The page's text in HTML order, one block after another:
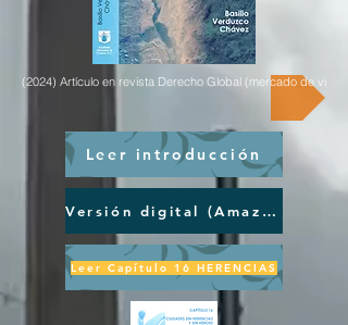
(2024) Artículo en revista Derecho Global (mercado de
Leer introducción
Versión digital (Amazon)
Leer Capítulo 16 HERENCIAS